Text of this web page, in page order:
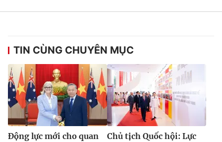
TIN CÙNG CHUYÊN MỤC
Động lực mới cho quan
Chủ tịch Quốc hội: Lực